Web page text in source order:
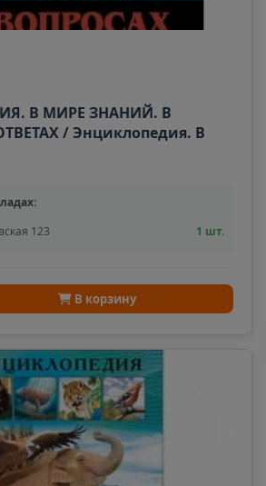
В МИРЕ ЗНАНИЙ. В
/ Энциклопедия. В
во: Проф-пресс авт:0+
123
1 шт.
В корзину